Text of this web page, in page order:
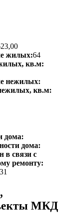
жилых:64
кв.м:
нежилых:
кв.м:
дома:
дома:
в связи с
ремонту:
МКД